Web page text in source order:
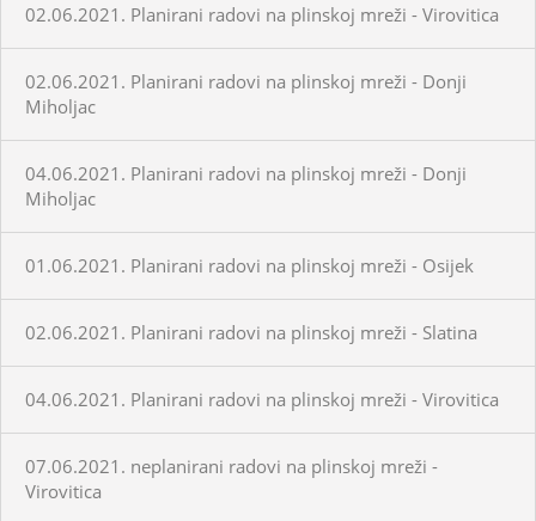
02.06.2021. Planirani radovi na plinskoj mreži - Virovitica
02.06.2021. Planirani radovi na plinskoj mreži - Donji
Miholjac
04.06.2021. Planirani radovi na plinskoj mreži - Donji
Miholjac
01.06.2021. Planirani radovi na plinskoj mreži - Osijek
02.06.2021. Planirani radovi na plinskoj mreži - Slatina
04.06.2021. Planirani radovi na plinskoj mreži - Virovitica
07.06.2021. neplanirani radovi na plinskoj mreži -
Virovitica